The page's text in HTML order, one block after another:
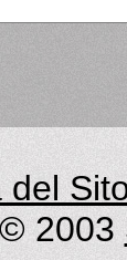
del
© 2003